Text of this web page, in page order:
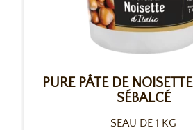
PURE PÂTE DE
SÉBALCÉ
SEAU DE 1 KG